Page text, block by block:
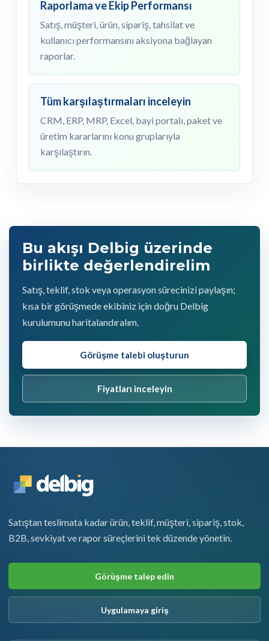
Raporlama ve Ekip Performansı
Satış, müşteri, ürün, sipariş, tahsilat ve
kullanıcı performansını aksiyona bağlayan
raporlar.
Tüm karşılaştırmaları inceleyin
CRM, ERP, MRP, Excel, bayi portalı, paket ve
üretim kararlarını konu gruplarıyla
karşılaştırın.
Bu akışı Delbig üzerinde
birlikte değerlendirelim
Satış, teklif, stok veya operasyon sürecinizi paylaşın;
kısa bir görüşmede ekibiniz için doğru Delbig
kurulumunu haritalandıralım.
Görüşme talebi oluşturun
Fiyatları inceleyin
Satıştan teslimata kadar ürün, teklif, müşteri, sipariş, stok,
B2B, sevkiyat ve rapor süreçlerini tek düzende yönetin.
Görüşme talep edin
Uygulamaya giriş